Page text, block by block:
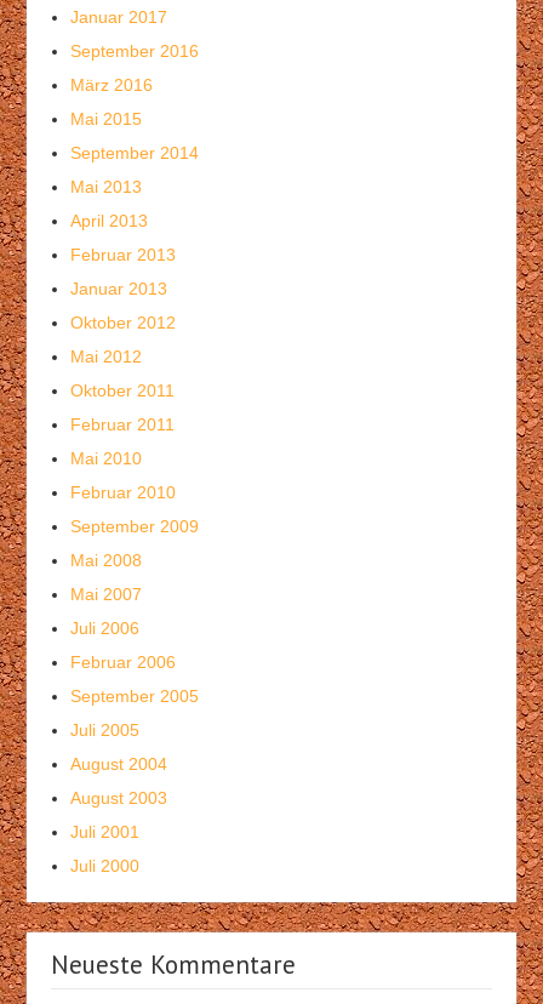
Januar 2017
September 2016
März 2016
Mai 2015
September 2014
Mai 2013
April 2013
Februar 2013
Januar 2013
Oktober 2012
Mai 2012
Oktober 2011
Februar 2011
Mai 2010
Februar 2010
September 2009
Mai 2008
Mai 2007
Juli 2006
Februar 2006
September 2005
Juli 2005
August 2004
August 2003
Juli 2001
Juli 2000
Neueste Kommentare